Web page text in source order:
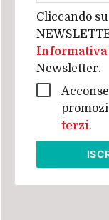
Cliccando
Informativa
Newsletter.
terzi.